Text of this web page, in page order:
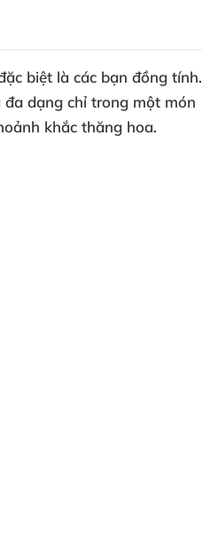
biệt là các bạn đồng tính.
dạng chỉ trong một món
khắc thăng hoa.